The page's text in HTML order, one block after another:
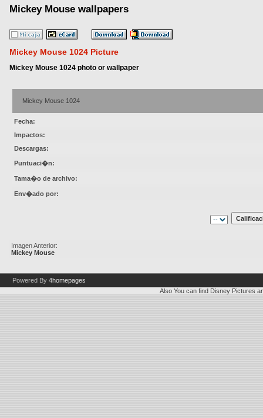
Mickey Mouse wallpapers
Mickey Mouse 1024 Picture
Mickey Mouse 1024 photo or wallpaper
Mickey Mouse 1024
Fecha:
Impactos:
Descargas:
Puntuaci�n:
Tama�o de archivo:
Env�ado por:
Imagen Anterior:
Mickey Mouse
Powered By 4homepages
Also You can find Disney Pictures